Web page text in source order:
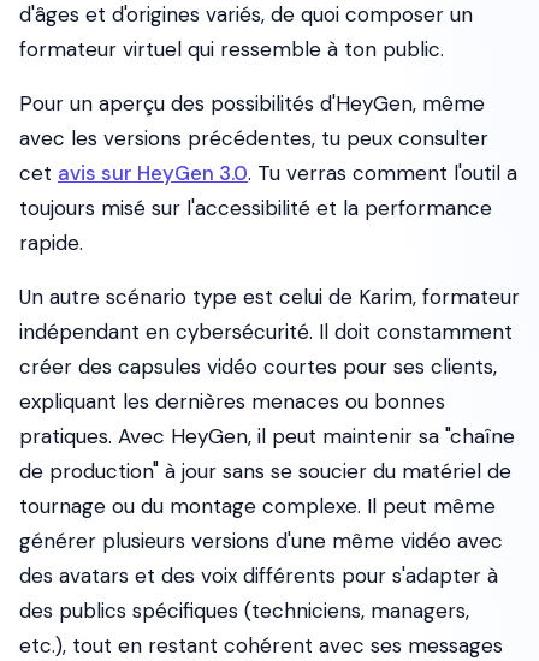
d'âges et d'origines variés, de quoi composer un
formateur virtuel qui ressemble à ton public.
Pour un aperçu des possibilités d'HeyGen, même
avec les versions précédentes, tu peux consulter
cet avis sur HeyGen 3.0. Tu verras comment l'outil a
toujours misé sur l'accessibilité et la performance
rapide.
Un autre scénario type est celui de Karim, formateur
indépendant en cybersécurité. Il doit constamment
créer des capsules vidéo courtes pour ses clients,
expliquant les dernières menaces ou bonnes
pratiques. Avec HeyGen, il peut maintenir sa "chaîne
de production" à jour sans se soucier du matériel de
tournage ou du montage complexe. Il peut même
générer plusieurs versions d'une même vidéo avec
des avatars et des voix différents pour s'adapter à
des publics spécifiques (techniciens, managers,
etc.), tout en restant cohérent avec ses messages